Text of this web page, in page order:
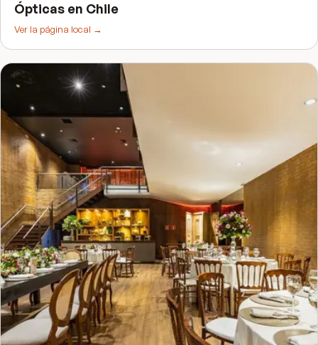
Ópticas en Chile
Ver la página local →